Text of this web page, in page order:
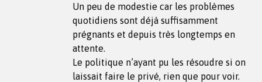
Un peu de modestie car les problèmes
quotidiens sont déjà suffisamment
prégnants et depuis très longtemps en
attente.
Le politique n’ayant pu les résoudre si on
laissait faire le privé, rien que pour voir.